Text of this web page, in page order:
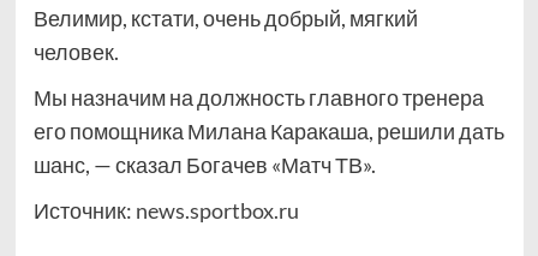
Велимир, кстати, очень добрый, мягкий
человек.
Мы назначим на должность главного тренера
его помощника Милана Каракаша, решили дать
шанс, — сказал Богачев «Матч ТВ».
Источник: news.sportbox.ru